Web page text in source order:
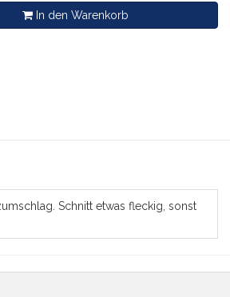
In den Warenkorb
Schnitt etwas fleckig, sonst